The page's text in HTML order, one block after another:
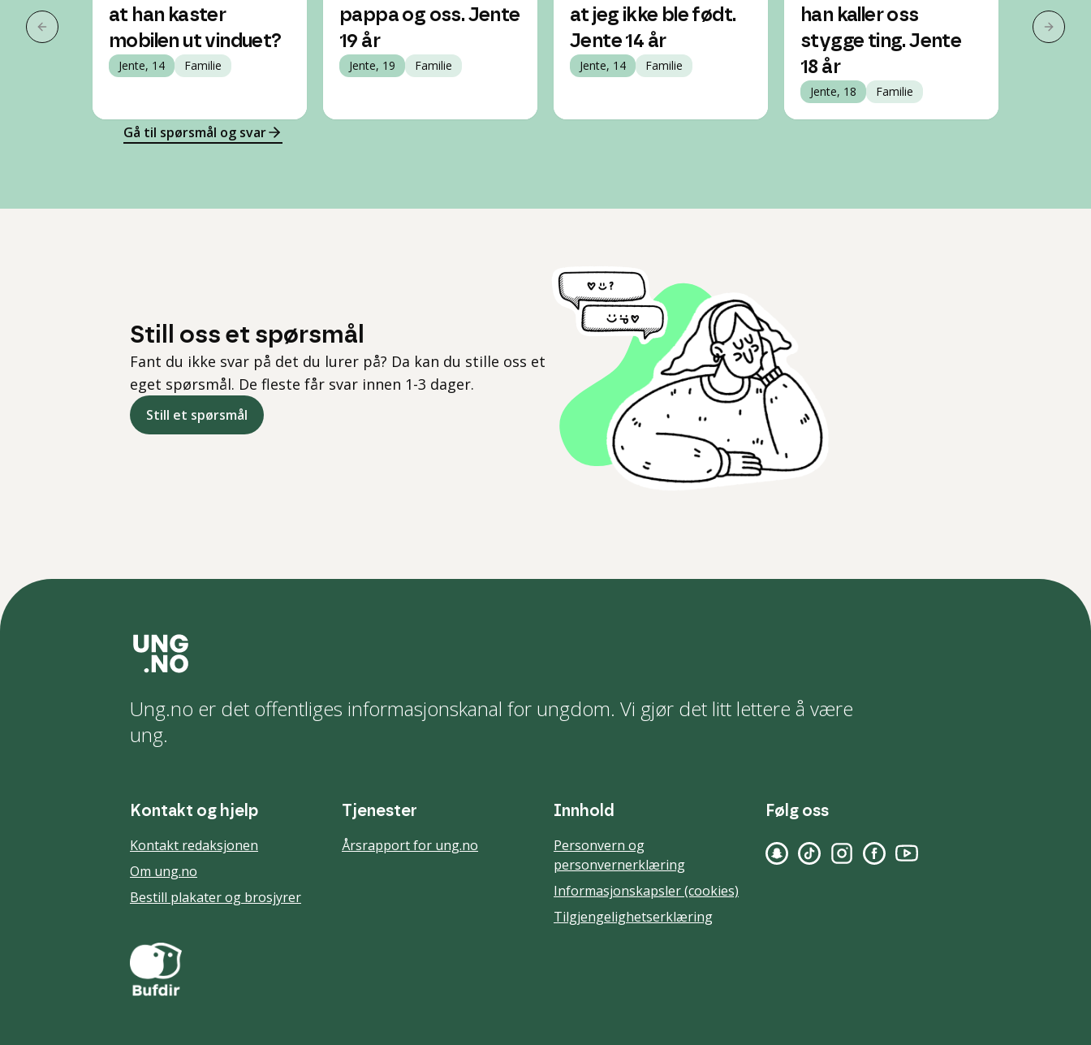
Forrige slide
at han kaster
mobilen ut vinduet?
Jente, 14 Familie
pappa og oss. Jente
19 år
Jente, 19 Familie
at jeg ikke ble født.
Jente 14 år
Jente, 14 Familie
han kaller oss
stygge ting. Jente
18 år
Jente, 18 Familie
min.
åNeste
Gå til spørsmål og svar
Still oss et spørsmål
Fant du ikke svar på det du lurer på? Da kan du stille oss et
eget spørsmål. De fleste får svar innen 1-3 dager.
Still et spørsmål
Ung.no er det offentliges informasjonskanal for ungdom. Vi gjør det litt lettere å være
ung.
Kontakt og hjelp
Kontakt redaksjonen
Om ung.no
Bestill plakater og brosjyrer
Tjenester
Årsrapport for ung.no
Innhold
Personvern og
personvernerklæring
Informasjonskapsler (cookies)
Tilgjengelighetserklæring
Følg oss